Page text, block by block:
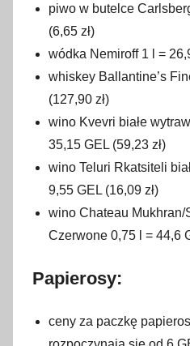
piwo w butelce
(6,65 zł)
wódka Nemiroff 1 l =
whiskey Ballantine’s
(127,90 zł)
wino Kvevri białe
35,15 GEL (59,23 zł)
wino Teluri Rkatsiteli
9,55 GEL (16,09 zł)
wino Chateau Mukhran/
Czerwone 0,75 l = 44,6
Papierosy:
ceny za paczkę